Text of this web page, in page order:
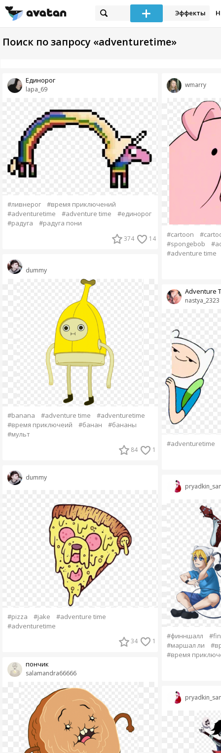
Эффекты
Поиск по запросу «adventuretime»
lapa_69
Единорог
#ливнерог
#время приключений
#adventuretime
#adventure time
#единорог
#радуга
#радуга пони
374 14
dummy
#banana #adventure time
#adventuretime
#время приключеий
#банан
#бананы
#мульт
84 1
dummy
#pizza #jake
#adventure time
#adventuretime
34 1
salamandra66666
пончик
wmarry
#cartoon
#spongebob
#adventure time
nastya_2323
Adventure
#adventuretime
#финншалл
#маршал ли
#время